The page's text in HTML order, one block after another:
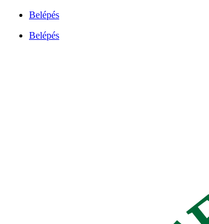
Ugrás
tartalomhoz
Belépés
Belépés